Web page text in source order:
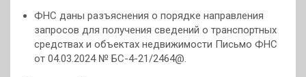
ФНС даны разъяснения о порядке направления
запросов для получения сведений о транспортных
средствах и объектах недвижимости Письмо ФНС
от 04.03.2024 № БС-4-21/2464@.